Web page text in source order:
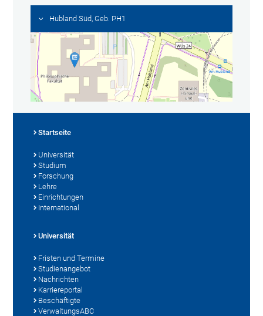
Hubland Süd, Geb. PH1
Startseite
Universität
Studium
Forschung
Lehre
Einrichtungen
International
Universität
Fristen und Termine
Studienangebot
Nachrichten
Karriereportal
Beschäftigte
VerwaltungsABC